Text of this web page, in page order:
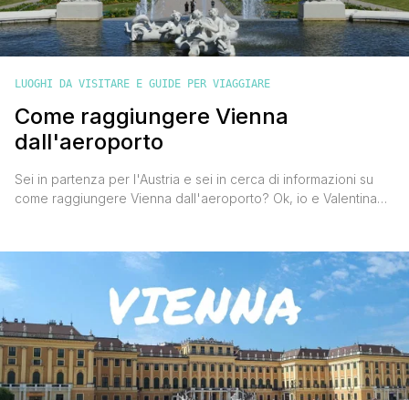
LUOGHI DA VISITARE E GUIDE PER VIAGGIARE
Come raggiungere Vienna
dall'aeroporto
Sei in partenza per l'Austria e sei in cerca di informazioni su
come raggiungere Vienna dall'aeroporto? Ok, io e Valentina
di Vienna 'Schwechat' (Aeroporto Internazionale di Vienna).
L’aeroporto di Vienna si trova a soli 16 km dalla città [']